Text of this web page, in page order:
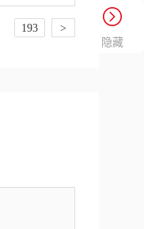
隐藏
193 >